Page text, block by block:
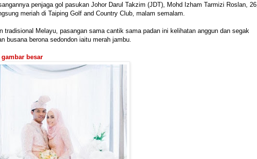
penjaga gol pasukan Johor Darul Takzim (JDT), Mohd Izham Tarmizi Roslan, 26,
meriah di Taiping Golf and Country Club, malam semalam.
tradisional Melayu, pasangan sama cantik sama padan ini kelihatan anggun dan segak
busana berona sedondon iaitu merah jambu.
besar